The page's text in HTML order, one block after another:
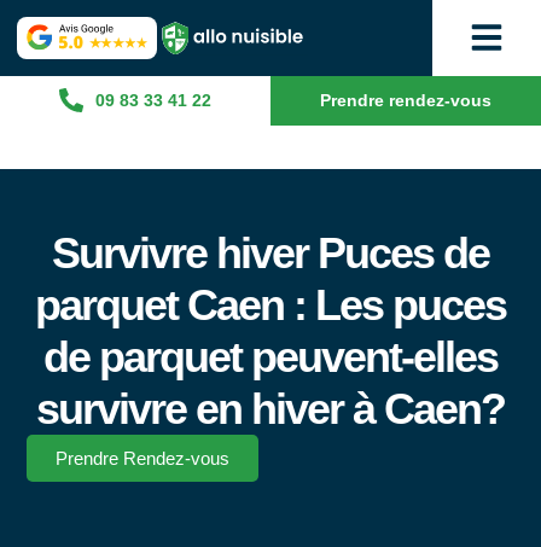
09 83 33 41 22 Prendre rendez-vous
Survivre hiver Puces de
parquet Caen : Les puces
de parquet peuvent-elles
survivre en hiver à Caen?
Prendre Rendez-vous